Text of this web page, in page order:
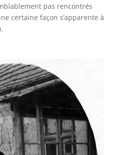
pas rencontrés
certaine façon s’apparente à